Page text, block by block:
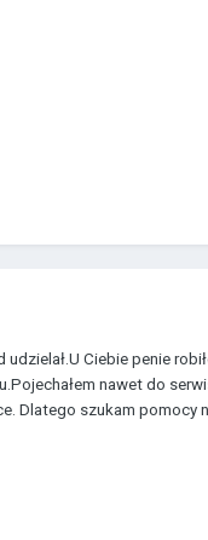
udzielał.U Ciebie penie
nawet do
Dlatego szukam